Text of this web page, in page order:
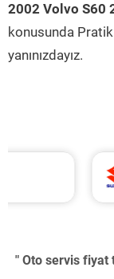
2002 Volvo S60
konusunda
yanınızdayız.
" Oto servis fiyat